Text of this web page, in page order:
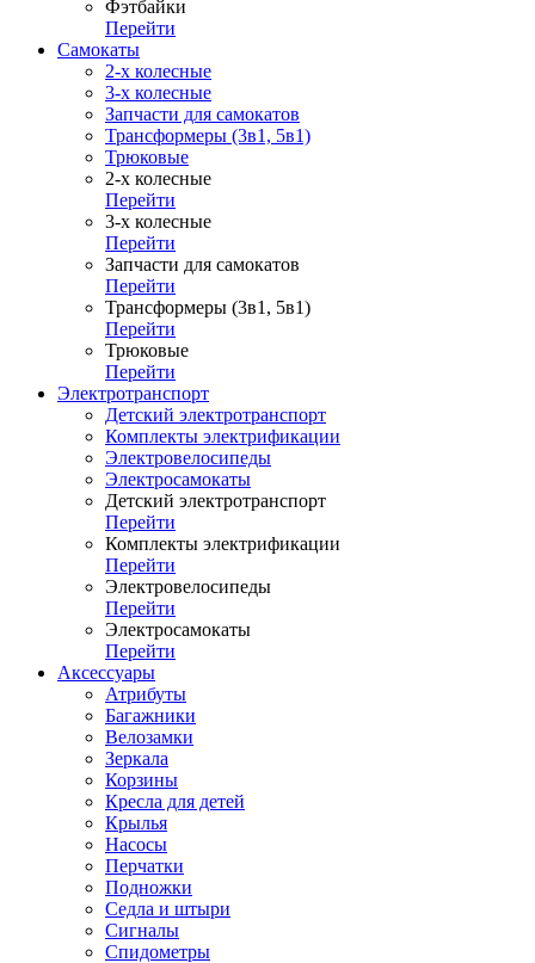
Фэтбайки
Перейти
Самокаты
2-х колесные
3-х колесные
Запчасти для самокатов
Трансформеры (3в1, 5в1)
Трюковые
2-х колесные
Перейти
3-х колесные
Перейти
Запчасти для самокатов
Перейти
Трансформеры (3в1, 5в1)
Перейти
Трюковые
Перейти
Электротранспорт
Детский электротранспорт
Комплекты электрификации
Электровелосипеды
Электросамокаты
Детский электротранспорт
Перейти
Комплекты электрификации
Перейти
Электровелосипеды
Перейти
Электросамокаты
Перейти
Аксессуары
Атрибуты
Багажники
Велозамки
Зеркала
Корзины
Кресла для детей
Крылья
Насосы
Перчатки
Подножки
Седла и штыри
Сигналы
Спидометры